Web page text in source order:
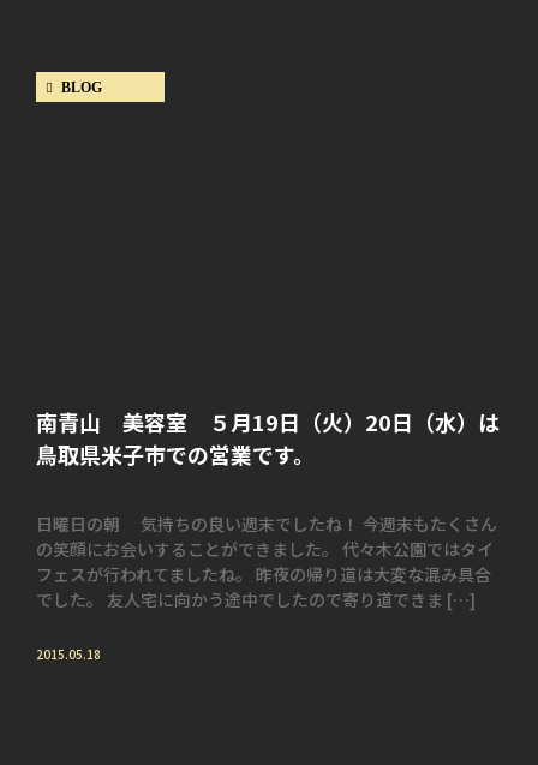
BLOG
南青山 美容室 ５月19日（火）20日（水）は
鳥取県米子市での営業です。
日曜日の朝 気持ちの良い週末でしたね！ 今週末もたくさん
の笑顔にお会いすることができました。 代々木公園ではタイ
フェスが行われてましたね。 昨夜の帰り道は大変な混み具合
でした。 友人宅に向かう途中でしたので寄り道できま […]
2015.05.18